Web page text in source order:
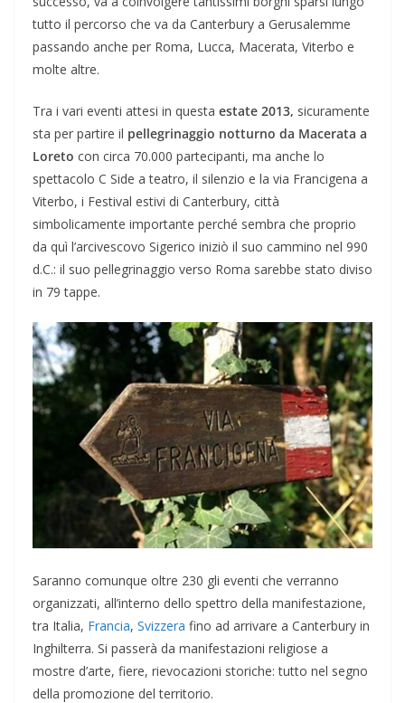
tutto il percorso che va da Canterbury a Gerusalemme
passando anche per Roma, Lucca, Macerata, Viterbo e
molte altre.
Tra i vari eventi attesi in questa estate 2013, sicuramente
sta per partire il pellegrinaggio notturno da Macerata a
Loreto con circa 70.000 partecipanti, ma anche lo
spettacolo C Side a teatro, il silenzio e la via Francigena a
Viterbo, i Festival estivi di Canterbury, città
simbolicamente importante perché sembra che proprio
da quì l’arcivescovo Sigerico iniziò il suo cammino nel 990
d.C.: il suo pellegrinaggio verso Roma sarebbe stato diviso
in 79 tappe.
Saranno comunque oltre 230 gli eventi che verranno
organizzati, all’interno dello spettro della manifestazione,
tra Italia, Francia, Svizzera fino ad arrivare a Canterbury in
Inghilterra. Si passerà da manifestazioni religiose a
mostre d’arte, fiere, rievocazioni storiche: tutto nel segno
della promozione del territorio.